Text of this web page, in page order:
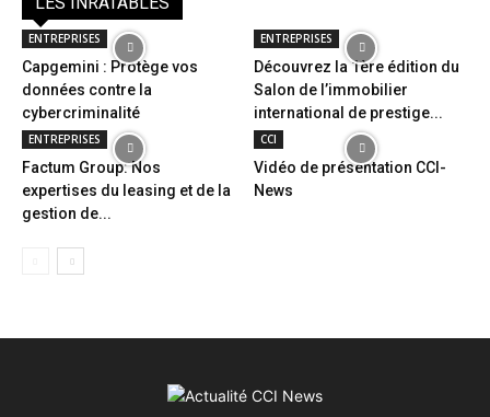
ENTREPRISES
Capgemini : Protège vos
données contre la
cybercriminalité
ENTREPRISES
Découvrez la 1ère édition du
Salon de l’immobilier
international de prestige...
ENTREPRISES
Factum Group: Nos
expertises du leasing et de la
gestion de...
CCI
Vidéo de présentation CCI-
News